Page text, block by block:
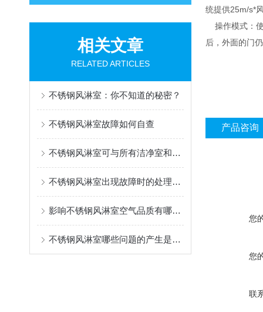
相关文章
RELATED ARTICLES
不锈钢风淋室：你不知道的秘密？
不锈钢风淋室故障如何自查
不锈钢风淋室可与所有洁净室和洁净厂房配套使用
不锈钢风淋室出现故障时的处理方法有哪些？
影响不锈钢风淋室空气品质有哪几个要素
不锈钢风淋室哪些问题的产生是我们处理不了的
统提供25m/s*
操作模式：使
后，外面的门
产品咨询
您
您
联